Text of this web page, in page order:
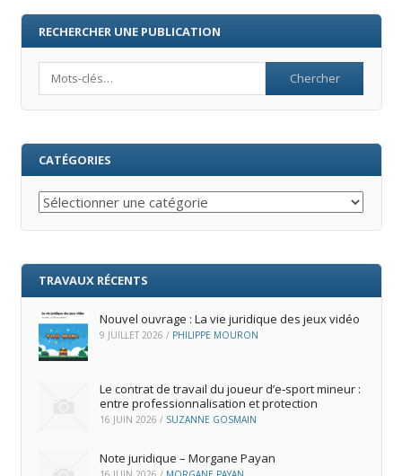
RECHERCHER UNE PUBLICATION
CATÉGORIES
Catégories
TRAVAUX RÉCENTS
Nouvel ouvrage : La vie juridique des jeux vidéo
9 JUILLET 2026 / PHILIPPE MOURON
Le contrat de travail du joueur d’e‑sport mineur :
entre professionnalisation et protection
16 JUIN 2026 / SUZANNE GOSMAIN
Note juridique – Morgane Payan